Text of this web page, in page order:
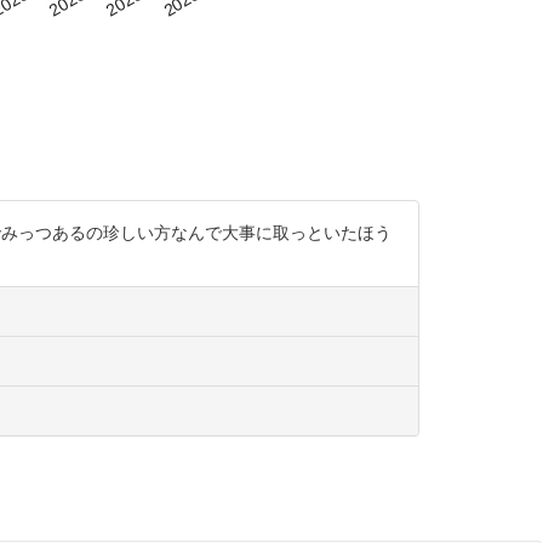
っつあるの珍しい方なんで大事に取っといたほう